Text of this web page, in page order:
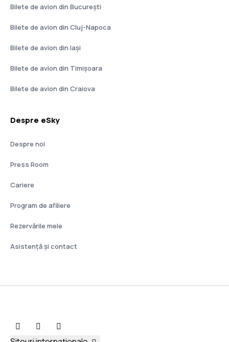
Bilete de avion din București
Bilete de avion din Cluj-Napoca
Bilete de avion din Iași
Bilete de avion din Timișoara
Bilete de avion din Craiova
Despre eSky
Despre noi
Press Room
Cariere
Program de afiliere
Rezervările mele
Asistenţă şi contact